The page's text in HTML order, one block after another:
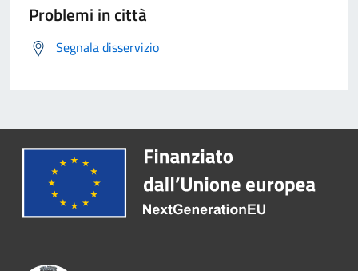
Problemi in città
Segnala disservizio